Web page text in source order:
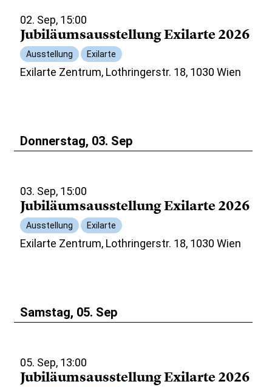
02. Sep, 15:00
Jubiläumsausstellung Exilarte 2026
Ausstellung Exilarte
Exilarte Zentrum, Lothringerstr. 18, 1030 Wien
Donnerstag, 03. Sep
03. Sep, 15:00
Jubiläumsausstellung Exilarte 2026
Ausstellung Exilarte
Exilarte Zentrum, Lothringerstr. 18, 1030 Wien
Samstag, 05. Sep
05. Sep, 13:00
Jubiläumsausstellung Exilarte 2026